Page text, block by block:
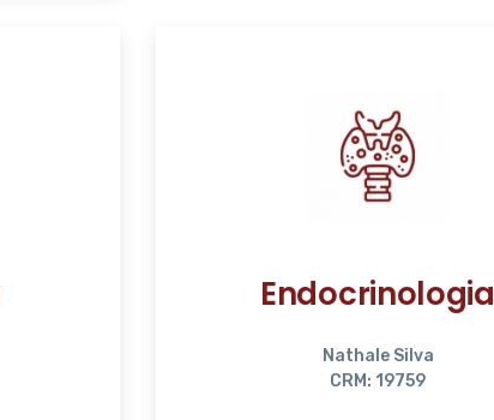
Endocrinologia
Nathale Silva
CRM: 19759